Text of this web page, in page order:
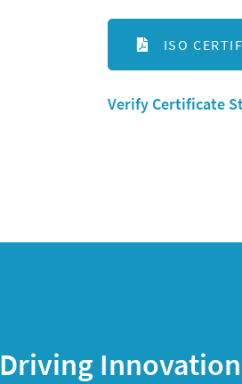
ISO
Verify Certificate
Driving